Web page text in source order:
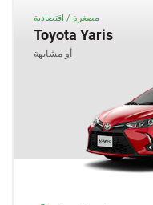
مصغرة / اقتصادية
Toyota Yaris
أو مشابهة